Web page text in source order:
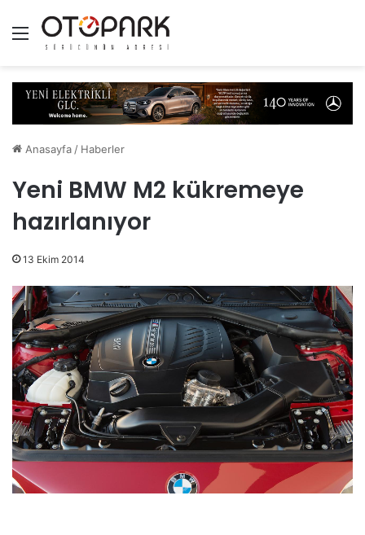
Menü
Anasayfa / Haberler
Yeni BMW M2 kükremeye
hazırlanıyor
13 Ekim 2014